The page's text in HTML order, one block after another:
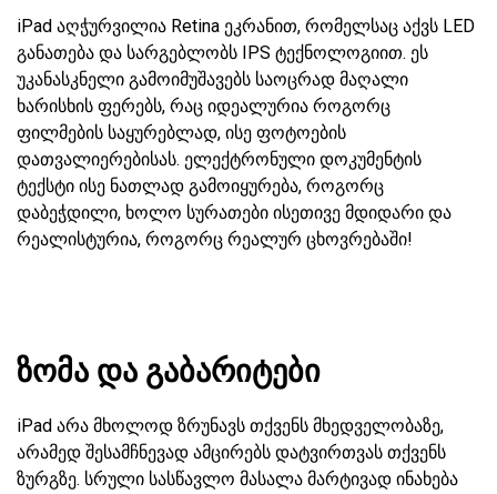
iPad აღჭურვილია Retina ეკრანით, რომელსაც აქვს LED
განათება და სარგებლობს IPS ტექნოლოგიით. ეს
უკანასკნელი გამოიმუშავებს საოცრად მაღალი
ხარისხის ფერებს, რაც იდეალურია როგორც
ფილმების საყურებლად, ისე ფოტოების
დათვალიერებისას. ელექტრონული დოკუმენტის
ტექსტი ისე ნათლად გამოიყურება, როგორც
დაბეჭდილი, ხოლო სურათები ისეთივე მდიდარი და
რეალისტურია, როგორც რეალურ ცხოვრებაში!
ზომა და გაბარიტები
iPad არა მხოლოდ ზრუნავს თქვენს მხედველობაზე,
არამედ შესამჩნევად ამცირებს დატვირთვას თქვენს
ზურგზე. სრული სასწავლო მასალა მარტივად ინახება